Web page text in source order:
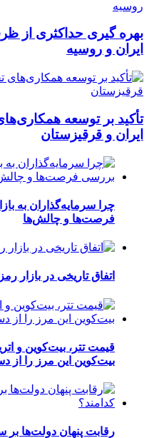
بهره گیری حداکثری از
ایران و روسیه
تأکید بر توسعه
ایران و قرقیزستان
چرا سرمایه‌گذاران به
فرصت‌ها و چالش‌ها
اتفاق تاریخی در بازار
بیت‌کوین این مرز را از
رقابت پنهان دولت‌ها بر سر بیت‌کوین/